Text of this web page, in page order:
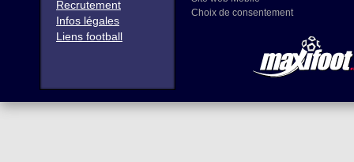
Recrutement
Infos légales
Liens football
Choix de consentement